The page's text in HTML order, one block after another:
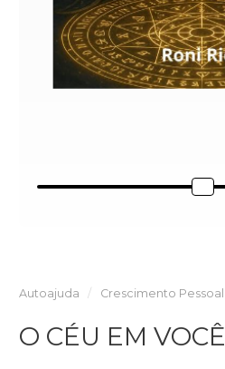
Autoajuda Crescimento Pessoal
O CÉU EM VOCÊ